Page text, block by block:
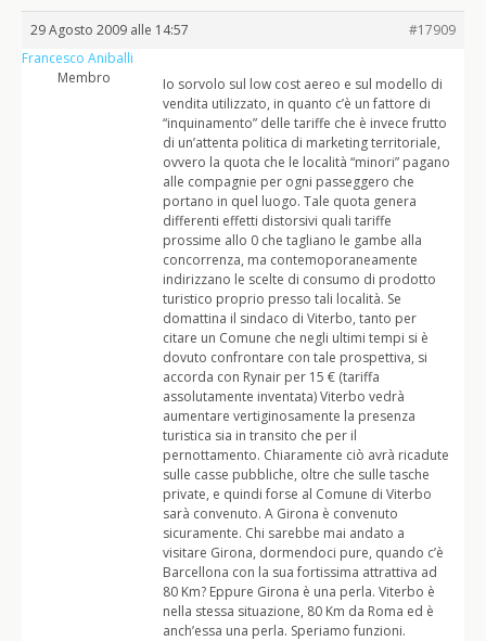
29 Agosto 2009 alle 14:57
#17909
Francesco Aniballi
Membro
Io sorvolo sul low cost aereo e sul modello di
vendita utilizzato, in quanto c’è un fattore di
“inquinamento” delle tariffe che è invece frutto
di un’attenta politica di marketing territoriale,
ovvero la quota che le località “minori” pagano
alle compagnie per ogni passeggero che
portano in quel luogo. Tale quota genera
differenti effetti distorsivi quali tariffe
prossime allo 0 che tagliano le gambe alla
concorrenza, ma contemoporaneamente
indirizzano le scelte di consumo di prodotto
turistico proprio presso tali località. Se
domattina il sindaco di Viterbo, tanto per
citare un Comune che negli ultimi tempi si è
dovuto confrontare con tale prospettiva, si
accorda con Rynair per 15 € (tariffa
assolutamente inventata) Viterbo vedrà
aumentare vertiginosamente la presenza
turistica sia in transito che per il
pernottamento. Chiaramente ciò avrà ricadute
sulle casse pubbliche, oltre che sulle tasche
private, e quindi forse al Comune di Viterbo
sarà convenuto. A Girona è convenuto
sicuramente. Chi sarebbe mai andato a
visitare Girona, dormendoci pure, quando c’è
Barcellona con la sua fortissima attrattiva ad
80 Km? Eppure Girona è una perla. Viterbo è
nella stessa situazione, 80 Km da Roma ed è
anch’essa una perla. Speriamo funzioni.